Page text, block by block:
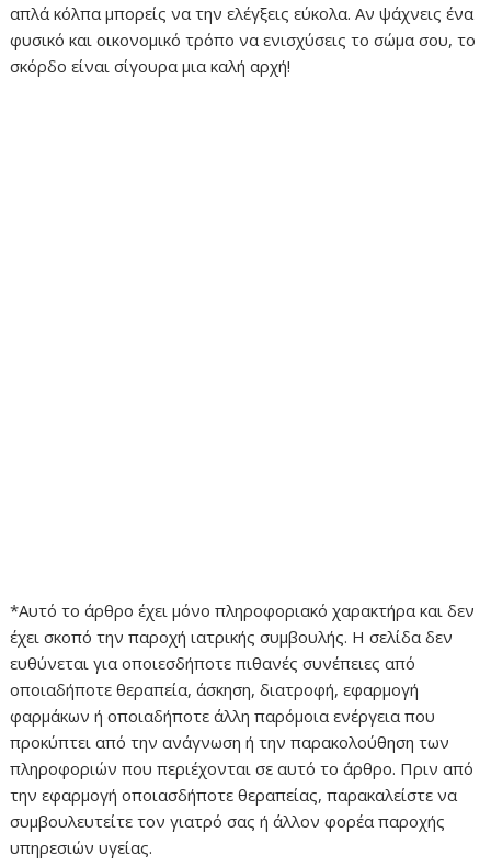
απλά κόλπα μπορείς να την ελέγξεις εύκολα. Αν ψάχνεις ένα
φυσικό και οικονομικό τρόπο να ενισχύσεις το σώμα σου, το
σκόρδο είναι σίγουρα μια καλή αρχή!
*Αυτό το άρθρο έχει μόνο πληροφοριακό χαρακτήρα και δεν
έχει σκοπό την παροχή ιατρικής συμβουλής. Η σελίδα δεν
ευθύνεται για οποιεσδήποτε πιθανές συνέπειες από
οποιαδήποτε θεραπεία, άσκηση, διατροφή, εφαρμογή
φαρμάκων ή οποιαδήποτε άλλη παρόμοια ενέργεια που
προκύπτει από την ανάγνωση ή την παρακολούθηση των
πληροφοριών που περιέχονται σε αυτό το άρθρο. Πριν από
την εφαρμογή οποιασδήποτε θεραπείας, παρακαλείστε να
συμβουλευτείτε τον γιατρό σας ή άλλον φορέα παροχής
υπηρεσιών υγείας.